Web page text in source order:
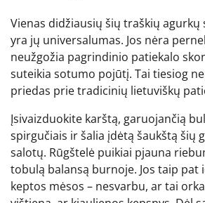
Vienas didžiausių šių traškių
yra jų universalumas. Jos nėra
neužgožia pagrindinio patiekalo
suteikia sotumo pojūtį. Tai tiesiog
priedas prie tradicinių lietuviškų
Įsivaizduokite karštą, garuojančią
spirgučiais ir šalia įdėtą šaukštą šių
salotų. Rūgštelė puikiai pjauna
tobulą balansą burnoje. Jos taip pat
keptos mėsos – nesvarbu, ar tai